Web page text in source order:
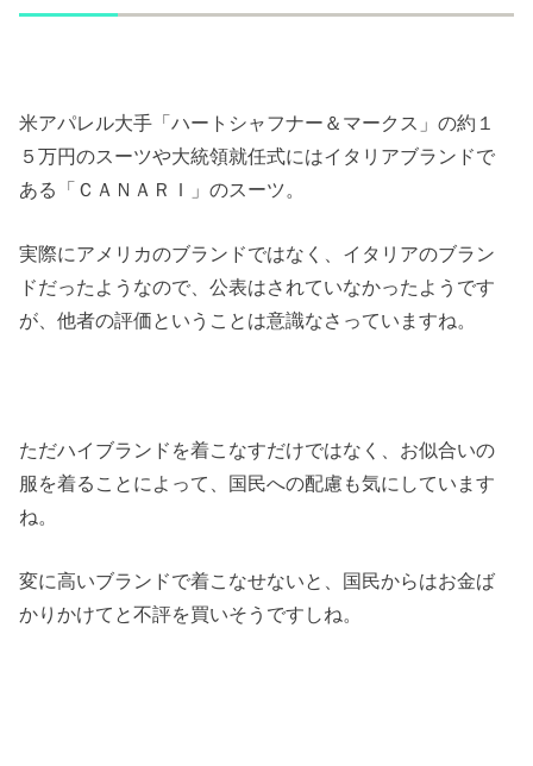
米アパレル大手「ハートシャフナー＆マークス」の約１
５万円のスーツや大統領就任式にはイタリアブランドで
ある「ＣＡＮＡＲＩ」のスーツ。
実際にアメリカのブランドではなく、イタリアのブラン
ドだったようなので、公表はされていなかったようです
が、他者の評価ということは意識なさっていますね。
ただハイブランドを着こなすだけではなく、お似合いの
服を着ることによって、国民への配慮も気にしています
ね。
変に高いブランドで着こなせないと、国民からはお金ば
かりかけてと不評を買いそうですしね。